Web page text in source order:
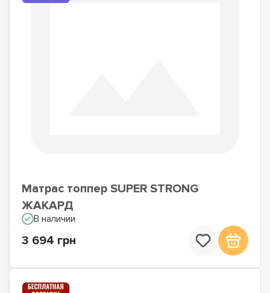
Матрас топпер SUPER STRONG
ЖАКАРД
В наличии
3 694 грн